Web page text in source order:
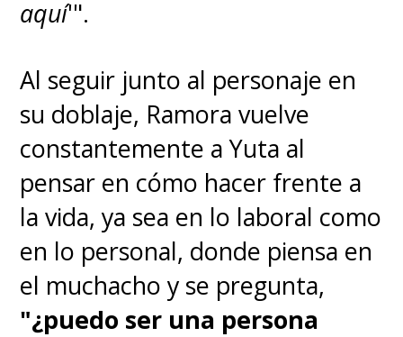
aquí'".
Al seguir junto al personaje en
su doblaje, Ramora vuelve
constantemente a Yuta al
pensar en cómo hacer frente a
la vida, ya sea en lo laboral como
en lo personal, donde piensa en
el muchacho y se pregunta,
"¿puedo ser una persona